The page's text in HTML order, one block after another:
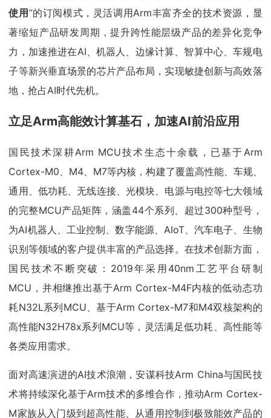
使用”的订阅模式，灵活调用Arm丰富齐全的技术资源，显
著缩短产品研发周期，提升跨性能层级产品的差异化竞争
力，加速推进在AI、机器人、边缘计算、智算中心、车规电
子等新兴垂直场景的芯片产品布局，实现敏捷创新与高效落
地，抢占AI时代先机。
立足Arm高能效计算基石，加速AI前沿应用
国民技术深耕Arm MCU技术生态十余载，已基于Arm
Cortex-M0、M4、M7等内核，构建了覆盖高性能、车规、
通用、低功耗、无线连接、光模块、电源与电控等七大领域
的完整MCU产品矩阵，涵盖44个系列、超过300种型号，
为AI机器人、工业控制、数字能源、AIoT、汽车电子、生物
识别等领域的客户提供丰富的产品选择。在技术创新方面，
国民技术不断突破：2019年采用40nm工艺平台研制
MCU，并相继推出基于Arm Cortex-M4F内核的低动态功
耗N32L系列MCU、基于Arm Cortex-M7和M4双核架构的
高性能N32H78x系列MCU等，灵活满足低功耗、高性能等
各类应用需求。
面对高速演进的AI技术浪潮，安谋科技Arm China与国民技
术将持续深化基于Arm技术的多维合作，推动Arm Cortex-
M家族从入门级到超高性能、从通用控制到极致能效产品的